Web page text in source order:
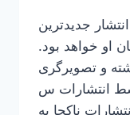
جدیدترین
او خواهد بود.
و تصویرگری
انتشارات س
ناکجا به